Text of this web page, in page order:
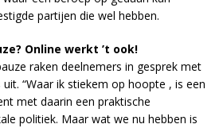
partijen die wel hebben.
Online werkt ’t ook!
raken deelnemers in gesprek met
“Waar ik stiekem op hoopte , is een
met daarin een praktische
politiek. Maar wat we nu hebben is